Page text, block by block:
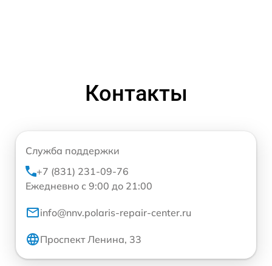
Контакты
Служба поддержки
+7 (831) 231-09-76
Ежедневно с 9:00 до 21:00
info@nnv.polaris-repair-center.ru
Проспект Ленина, 33